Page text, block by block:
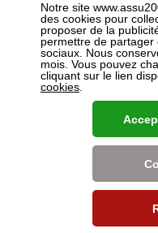
ASSU 2000 Firminy
4,3 51 avis
FerméOuvre à 09:30
Plus
ASSU 2000 Roanne
4,7
Ouvre le 13
76 rue Jean Jaurès 42300
Notre site
des cookies pour
proposer de la
permettre de
sociaux. Nous
mois. Vous pouvez
cliquant sur le lien
cookies